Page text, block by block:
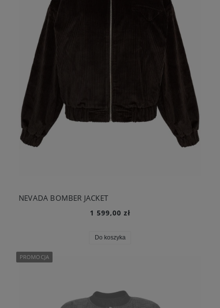
NEVADA BOMBER JACKET
1 599,00 zł
Do koszyka
PROMOCJA